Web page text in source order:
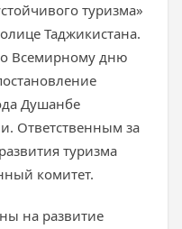
туризма»
Таджикистана.
Всемирному дню
Душанбе
Ответственным за
туризма
комитет.
на развитие